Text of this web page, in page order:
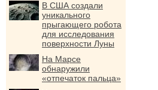
В США создали
уникального
прыгающего робота
для исследования
поверхности Луны
На Марсе
обнаружили
«отпечаток пальца»